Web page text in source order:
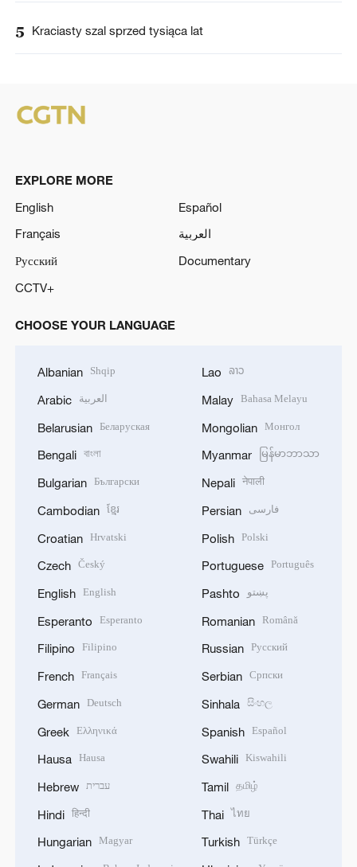
5 Kraciasty szal sprzed tysiąca lat
EXPLORE MORE
English
Español
Français
العربية
Русский
Documentary
CCTV+
CHOOSE YOUR LANGUAGE
Albanian Shqip
Arabic العربية
Belarusian Беларуская
Bengali বাংলা
Bulgarian Български
Cambodian ខ្មែរ
Croatian Hrvatski
Czech Český
English English
Esperanto Esperanto
Filipino Filipino
French Français
German Deutsch
Greek Ελληνικά
Hausa Hausa
Hebrew עברית
Hindi हिन्दी
Hungarian Magyar
Lao ລາວ
Malay Bahasa Melayu
Mongolian Монгол
Myanmar မြန်မာဘာသာ
Nepali नेपाली
Persian فارسی
Polish Polski
Portuguese Português
Pashto پښتو
Romanian Română
Russian Русский
Serbian Српски
Sinhala සිංහල
Spanish Español
Swahili Kiswahili
Tamil தமிழ்
Thai ไทย
Turkish Türkçe